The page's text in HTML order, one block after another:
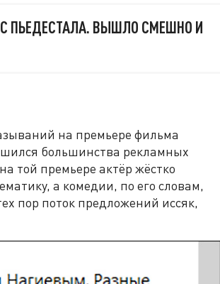
С ПЬЕДЕСТАЛА. ВЫШЛО СМЕШНО И
на премьере фильма
большинства рекламных
той премьере актёр жёстко
а комедии, по его словам,
пор поток предложений иссяк,